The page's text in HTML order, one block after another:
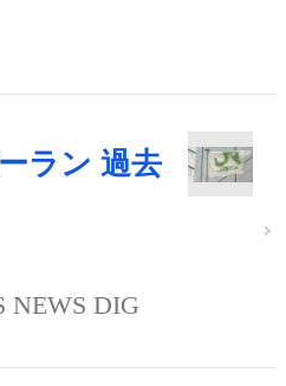
ラン 過去
NEWS DIG